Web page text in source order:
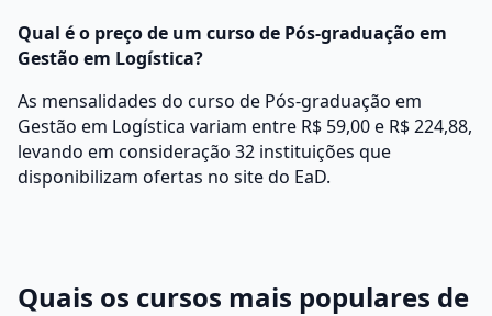
Qual é o preço de um curso de Pós-graduação em
Gestão em Logística?
As mensalidades do curso de Pós-graduação em
Gestão em Logística variam entre R$ 59,00 e R$ 224,88,
levando em consideração 32 instituições que
disponibilizam ofertas no site do EaD.
Quais os cursos mais populares de